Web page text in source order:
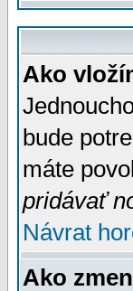
Ako
bude
máte
pridávať
Návrat
Ako